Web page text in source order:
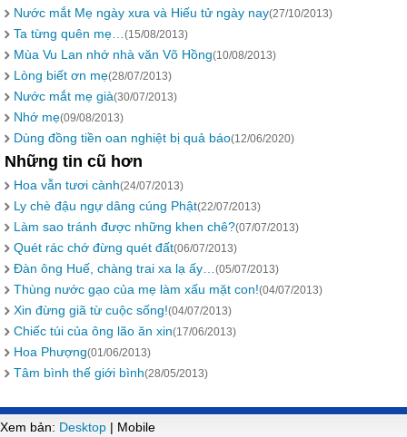
Nước mắt Mẹ ngày xưa và Hiếu tử ngày nay(27/10/2013)
Ta từng quên mẹ… (15/08/2013)
Mùa Vu Lan nhớ nhà văn Võ Hồng(10/08/2013)
Lòng biết ơn mẹ(28/07/2013)
Nước mắt mẹ già(30/07/2013)
Nhớ mẹ(09/08/2013)
Dùng đồng tiền oan nghiệt bị quả báo(12/06/2020)
Những tin cũ hơn
Hoa vẫn tươi cành(24/07/2013)
Ly chè đậu ngự dâng cúng Phật(22/07/2013)
Làm sao tránh được những khen chê?(07/07/2013)
Quét rác chớ đừng quét đất(06/07/2013)
Ðàn ông Huế, chàng trai xa lạ ấy… (05/07/2013)
Thùng nước gạo của mẹ làm xấu mặt con!(04/07/2013)
Xin đừng giã từ cuộc sống!(04/07/2013)
Chiếc túi của ông lão ăn xin(17/06/2013)
Hoa Phượng(01/06/2013)
Tâm bình thế giới bình(28/05/2013)
Xem bản: Desktop | Mobile